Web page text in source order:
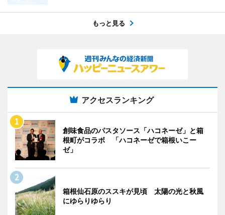
もっと見る
アクセスランキング
創味食品のパスタソース「ハコネーゼ」と箱
根町がコラボ 「ハコネーゼで箱根いこー
ゼ」
箱根仙石原のススキが見頃 太陽の光と秋風
にゆらりゆらり